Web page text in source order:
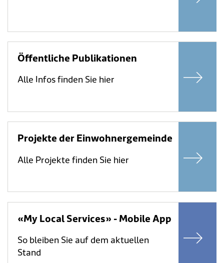
Öffentliche Publikationen
Alle Infos finden Sie hier
Projekte der Einwohnergemeinde
Alle Projekte finden Sie hier
«My Local Services» - Mobile App
So bleiben Sie auf dem aktuellen
Stand